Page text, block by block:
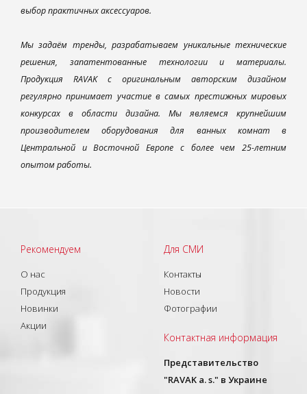
выбор практичных аксессуаров.
Мы задаём тренды, разрабатываем уникальные технические
решения, запатентованные технологии и материалы.
Продукция RAVAK с оригинальным авторским дизайном
регулярно принимает участие в самых престижных мировых
конкурсах в области дизайна. Мы являемся крупнейшим
производителем оборудования для ванных комнат в
Центральной и Восточной Европе с более чем 25-летним
опытом работы.
Рекомендуем
О нас
Продукция
Новинки
Акции
Для СМИ
Контакты
Новости
Фотографии
Контактная информация
Представительство
"RAVAK a. s." в Украине